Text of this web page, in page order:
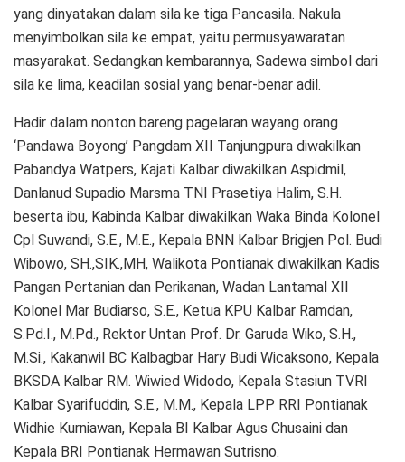
yang dinyatakan dalam sila ke tiga Pancasila. Nakula
menyimbolkan sila ke empat, yaitu permusyawaratan
masyarakat. Sedangkan kembarannya, Sadewa simbol dari
sila ke lima, keadilan sosial yang benar-benar adil.
Hadir dalam nonton bareng pagelaran wayang orang
‘Pandawa Boyong’ Pangdam XII Tanjungpura diwakilkan
Pabandya Watpers, Kajati Kalbar diwakilkan Aspidmil,
Danlanud Supadio Marsma TNI Prasetiya Halim, S.H.
beserta ibu, Kabinda Kalbar diwakilkan Waka Binda Kolonel
Cpl Suwandi, S.E., M.E., Kepala BNN Kalbar Brigjen Pol. Budi
Wibowo, SH.,SIK.,MH, Walikota Pontianak diwakilkan Kadis
Pangan Pertanian dan Perikanan, Wadan Lantamal XII
Kolonel Mar Budiarso, S.E., Ketua KPU Kalbar Ramdan,
S.Pd.I., M.Pd., Rektor Untan Prof. Dr. Garuda Wiko, S.H.,
M.Si., Kakanwil BC Kalbagbar Hary Budi Wicaksono, Kepala
BKSDA Kalbar RM. Wiwied Widodo, Kepala Stasiun TVRI
Kalbar Syarifuddin, S.E., M.M., Kepala LPP RRI Pontianak
Widhie Kurniawan, Kepala BI Kalbar Agus Chusaini dan
Kepala BRI Pontianak Hermawan Sutrisno.